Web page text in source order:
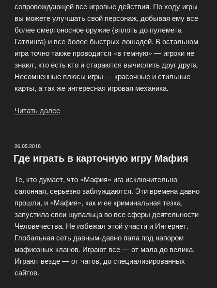
сопровождающей все игровые действия. По ходу игры
вы можете улучшать свой персонаж, добывая ему все
более смертоносное оружие (вплоть до пулемета
Гатлинга) и все более быстрых лошадей. В остальном
игра точно также проводится «в темную» — игроки не
знают, кто есть кто и стараются вычислить друг друга.
Несомненные плюсы игры — красочные и стильные
карты, а так же интересная игровая механика.
Читать далее
ОПУБЛИКОВАНО
26.05.2018
Где играть в карточную игру Мафия
Те, кто думает, что «Мафия» ига исключительно
салонная, серьезно заблуждаются. Эти времена давно
прошли, и «Мафия», как и ее криминальная тезка,
запустила свои щупальца во все сферы деятельности
Человечества. Не избежал этой участи и Интернет.
Глобальная сеть давным-давно пала под напором
мафиозных кланов. Играют все — от мала до велика.
Играют везде — от чатов, до специализированных
сайтов.